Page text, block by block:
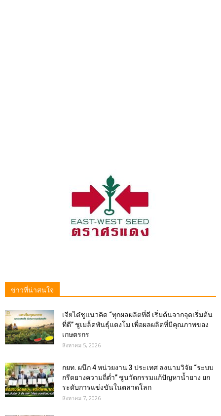
ข่าวที่น่าสนใจ
เจียไต๋ชูแนวคิด “ทุกผลผลิตที่ดี เริ่มต้นจากจุดเริ่มต้น
ที่ดี” ชูเมล็ดพันธุ์แตงโม เพื่อผลผลิตที่มีคุณภาพของ
เกษตรกร
สิงหาคม 5, 2026
กยท. ผนึก 4 หน่วยงาน 3 ประเทศ ลงนามวิจัย “ระบบ
กรีดยางความถี่ต่ำ” ชูนวัตกรรมแก้ปัญหาน้ำยาง ยก
ระดับการแข่งขันในตลาดโลก
สิงหาคม 7, 2026